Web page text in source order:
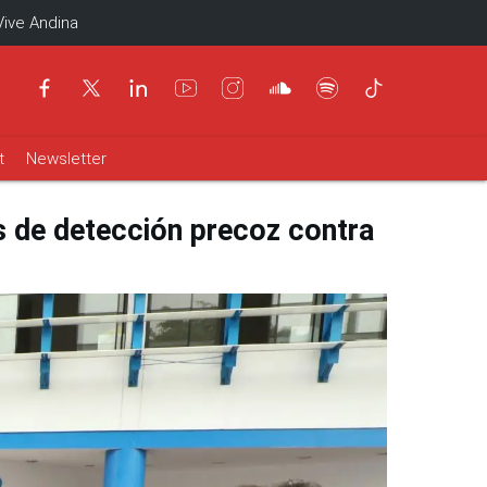
Andina
Newsletter
de detección precoz contra